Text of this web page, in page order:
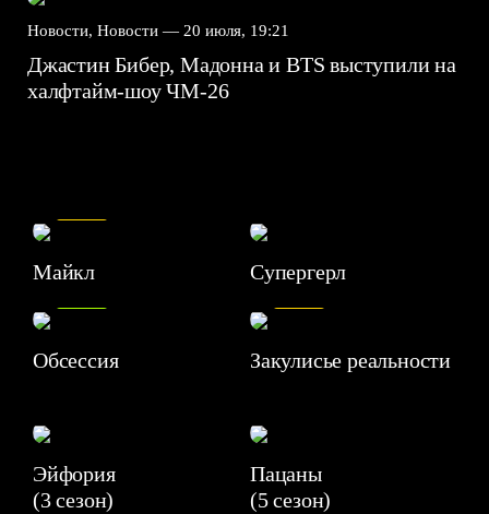
Новости, Новости — 20 июля, 19:21
Джастин Бибер, Мадонна и BTS выступили на
халфтайм-шоу ЧМ-26
Майкл Супергерл
Обсессия
7.1
Закулисье реальности
Эйфория
(3 сезон)
Пацаны
(5 сезон)